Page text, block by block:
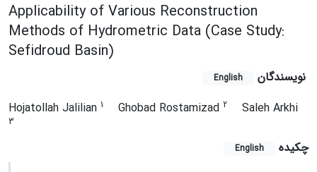
Applicability of Various Reconstruction
Methods of Hydrometric Data (Case Study:
Sefidroud Basin)
نویسندگان English
Hojatollah Jalilian 1 Ghobad Rostamizad 2 Saleh Arkhi
3
چکیده English